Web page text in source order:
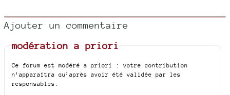
Ajouter un commentaire
modération a priori
Ce forum est modéré a priori : votre contribution
n’apparaîtra qu’après avoir été validée par les
responsables.